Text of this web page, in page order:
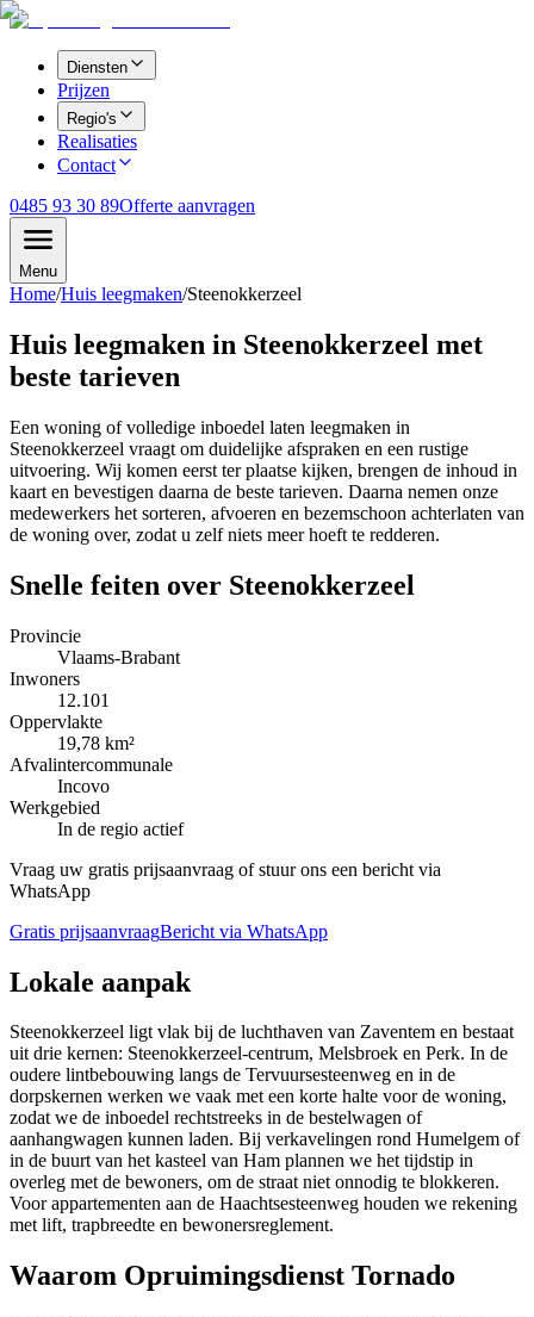
Diensten
Prijzen
Regio's
Realisaties
Contact
0485 93 30 89Offerte aanvragen
Menu
Home/Huis leegmaken/Steenokkerzeel
Huis leegmaken in Steenokkerzeel met
beste tarieven
Een woning of volledige inboedel laten leegmaken in
Steenokkerzeel vraagt om duidelijke afspraken en een rustige
uitvoering. Wij komen eerst ter plaatse kijken, brengen de inhoud in
kaart en bevestigen daarna de beste tarieven. Daarna nemen onze
medewerkers het sorteren, afvoeren en bezemschoon achterlaten van
de woning over, zodat u zelf niets meer hoeft te redderen.
Snelle feiten over Steenokkerzeel
Provincie
Vlaams-Brabant
Inwoners
12.101
Oppervlakte
19,78 km²
Afvalintercommunale
Incovo
Werkgebied
In de regio actief
Vraag uw gratis prijsaanvraag of stuur ons een bericht via
WhatsApp
Gratis prijsaanvraagBericht via WhatsApp
Lokale aanpak
Steenokkerzeel ligt vlak bij de luchthaven van Zaventem en bestaat
uit drie kernen: Steenokkerzeel-centrum, Melsbroek en Perk. In de
oudere lintbebouwing langs de Tervuursesteenweg en in de
dorpskernen werken we vaak met een korte halte voor de woning,
zodat we de inboedel rechtstreeks in de bestelwagen of
aanhangwagen kunnen laden. Bij verkavelingen rond Humelgem of
in de buurt van het kasteel van Ham plannen we het tijdstip in
overleg met de bewoners, om de straat niet onnodig te blokkeren.
Voor appartementen aan de Haachtsesteenweg houden we rekening
met lift, trapbreedte en bewonersreglement.
Waarom Opruimingsdienst Tornado